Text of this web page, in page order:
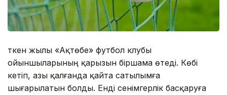
Өткен жылы «Ақтөбе» футбол клубы
ойыншыларының қарызын біршама өтеді. Көбі
кетіп, азы қалғанда қайта сатылымға
шығарылатын болды. Енді сенімгерлік басқаруға